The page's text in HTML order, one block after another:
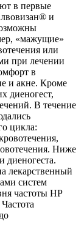
в первые
и
«мажущие»
или
при лечении
в
и акне. Кроме
диеногест,
В течение
цикла:
Ниже
диеногеста.
лекарственный
систем
частоты HP